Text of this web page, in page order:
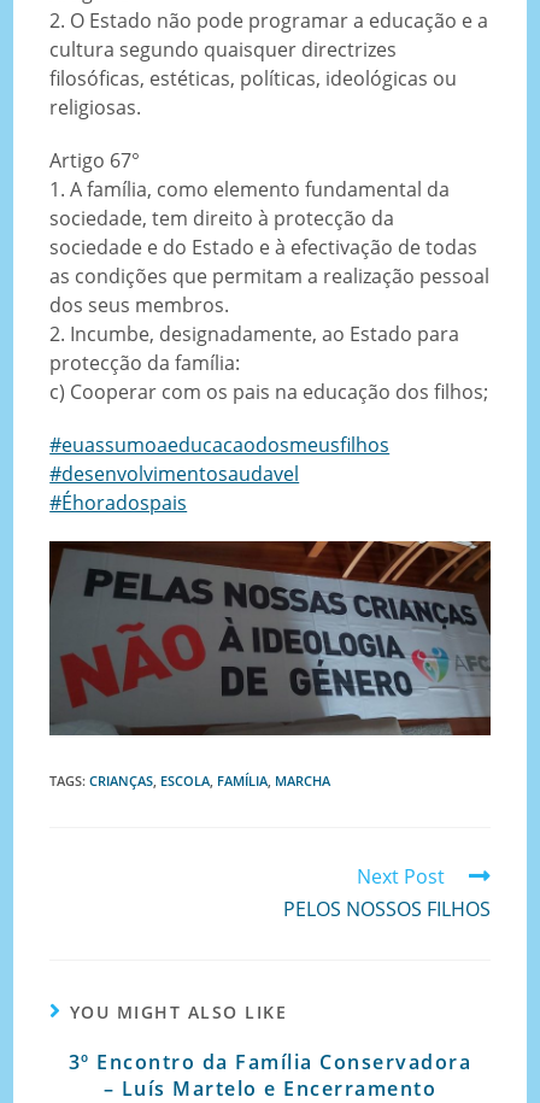
2. O Estado não pode programar a educação e a
cultura segundo quaisquer directrizes
filosóficas, estéticas, políticas, ideológicas ou
religiosas.
Artigo 67°
1. A família, como elemento fundamental da
sociedade, tem direito à protecção da
sociedade e do Estado e à efectivação de todas
as condições que permitam a realização pessoal
dos seus membros.
2. Incumbe, designadamente, ao Estado para
protecção da família:
c) Cooperar com os pais na educação dos filhos;
#euassumoaeducacaodosmeusfilhos
#desenvolvimentosaudavel
#Éhoradospais
TAGS:CRIANÇAS ESCOLA FAMÍLIA MARCHA
Next Post
PELOS NOSSOS FILHOS
YOU MIGHT ALSO LIKE
3º Encontro da Família Conservadora
– Luís Martelo e Encerramento